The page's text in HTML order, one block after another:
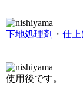
下地処理剤 ・ 仕
使用後です。